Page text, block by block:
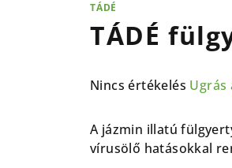
TÁDÉ
TÁDÉ
A
átlagos
értékelése
Nincs értékelés Ugrás
A jázmin illatú
vírusölő hatásokkal